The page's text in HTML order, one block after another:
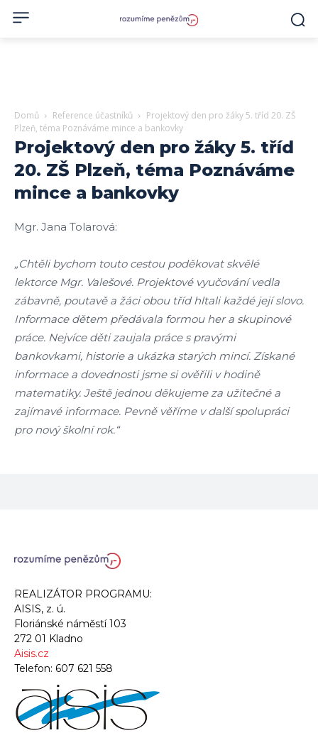
Domů Reference účastníků
Projektový den pro žáky 5. tříd 20. ZŠ
Plzeň, téma Poznáváme mince a bankovky
Projektový den pro žáky 5. tříd
20. ZŠ Plzeň, téma Poznáváme
mince a bankovky
Mgr. Jana Tolarová:
„Chtěli bychom touto cestou poděkovat skvělé
lektorce Mgr. Valešové. Projektové vyučování vedla
zábavně, poutavě a žáci obou tříd hltali každé její slovo.
Informace dětem předávala formou her a skupinové
práce. Nejvíce děti zaujala práce s pravými
bankovkami, historie a ukázka starých mincí. Získané
informace a dovednosti jsme si ověřili v hodině
matematiky. Ještě jednou děkujeme za užitečné a
zajímavé informace. Pevně věříme v další spolupráci
pro nový školní rok.“
REALIZÁTOR PROGRAMU:
AISIS, z. ú.
Floriánské náměstí 103
272 01 Kladno
Aisis.cz
Telefon: 607 621 558